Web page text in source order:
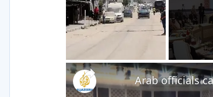
Arab officials